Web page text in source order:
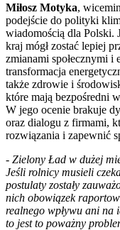
Miłosz Motyka,
podejście do polityki
wiadomością dla Polski.
kraj mógł zostać lepiej
zmianami społecznymi i
transformacja
także zdrowie i
które mają bezpośredni
W jego ocenie brakuje
oraz dialogu z firmami,
rozwiązania i zapewnić
- Zielony Ład w dużej
Jeśli rolnicy musieli
postulaty zostały
nich obowiązek
realnego wpływu ani na
to jest to poważny